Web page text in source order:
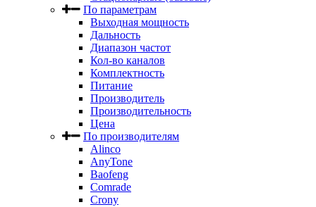
По параметрам
Выходная мощность
Дальность
Диапазон частот
Кол-во каналов
Комплектность
Питание
Производитель
Производительность
Цена
По производителям
Alinco
AnyTone
Baofeng
Comrade
Crony